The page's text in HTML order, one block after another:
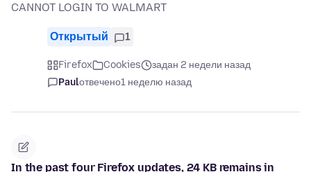
CANNOT LOGIN TO WALMART
Открытый 1
Firefox Cookies
задан 2 недели назад
Paulотвечено1 неделю назад
In the past four Firefox updates, 24 KB remains in